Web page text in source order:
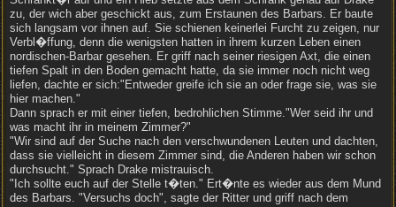
zu, der wich aber geschickt aus, zum Erstaunen des Barbars. Er baute
sich langsam vor ihnen auf. Sie schienen keinerlei Furcht zu zeigen, nur
Verbl�ffung, denn die wenigsten hatten in ihrem kurzen Leben einen
nordischen-Barbar gesehen. Er griff nach seiner riesigen Axt, die einen
tiefen Spalt in den Boden gemacht hatte, da sie immer noch nicht weg
liefen, dachte er sich:"Entweder greife ich sie an oder frage sie, was sie
hier machen."
Dann sprach er mit einer tiefen, bedrohlichen Stimme."Wer seid ihr und
was macht ihr in meinem Zimmer?"
"Wir sind auf der Suche nach den verschwundenen Leuten und dachten,
dass sie vielleicht in diesem Zimmer sind, die Anderen haben wir schon
durchsucht." Sprach Drake mistrauisch.
"Ich sollte euch auf der Stelle t�ten." Ert�nte es wieder aus dem Mund
des Barbars. "Versuchs doch", sagte der Ritter und griff nach dem